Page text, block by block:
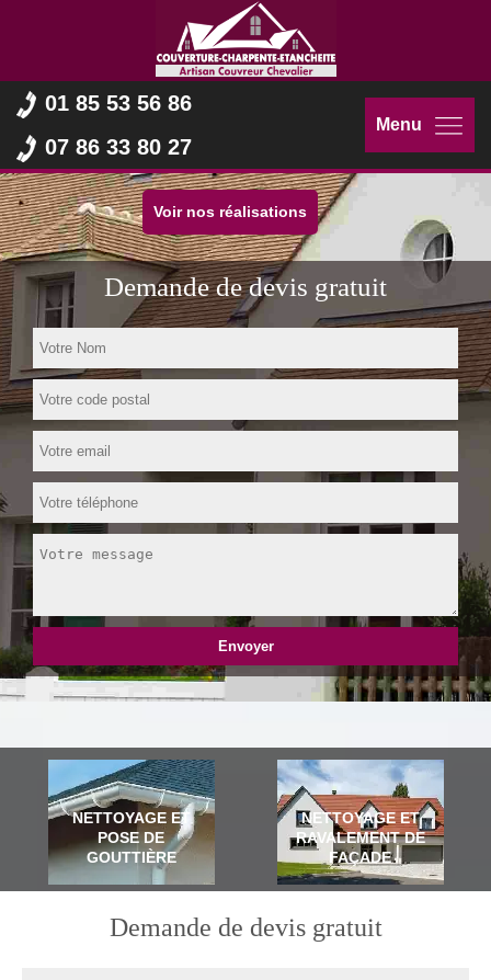
01 85 53 56 86
07 86 33 80 27
Menu
Voir nos réalisations
Demande de devis gratuit
NETTOYAGE ET
POSE DE
GOUTTIÈRE
NETTOYAGE ET
RAVALEMENT DE
FAÇADE
Demande de devis gratuit